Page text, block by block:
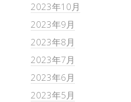
2023年10月
2023年9月
2023年8月
2023年7月
2023年6月
2023年5月